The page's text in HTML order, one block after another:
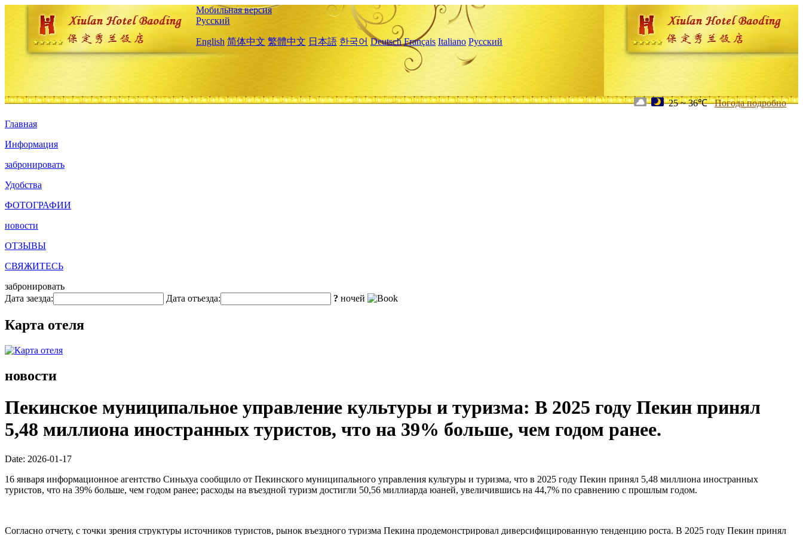
Мобильная версия
Русский
English 简体中文 繁體中文 日本語 한국어 Deutsch Français Italiano Русский
25 ~ 36℃ Погода подробно
Главная
Информация
забронировать
Удобства
ФОТОГРАФИИ
новости
ОТЗЫВЫ
СВЯЖИТЕСЬ
забронировать
Дата заезда:
Дата отъезда: ? ночей
Карта отеля
новости
Пекинское муниципальное управление культуры и туризма: В 2025 году Пекин принял
5,48 миллиона иностранных туристов, что на 39% больше, чем годом ранее.
Date: 2026-01-17
16 января информационное агентство Синьхуа сообщило от Пекинского муниципального управления культуры и туризма, что в 2025 году Пекин принял 5,48 миллиона иностранных
туристов, что на 39% больше, чем годом ранее; расходы на въездной туризм достигли 50,56 миллиарда юаней, увеличившись на 44,7% по сравнению с прошлым годом.
Согласно отчету, с точки зрения структуры источников туристов, рынок въездного туризма Пекина продемонстрировал диверсифицированную тенденцию роста. В 2025 году Пекин принял